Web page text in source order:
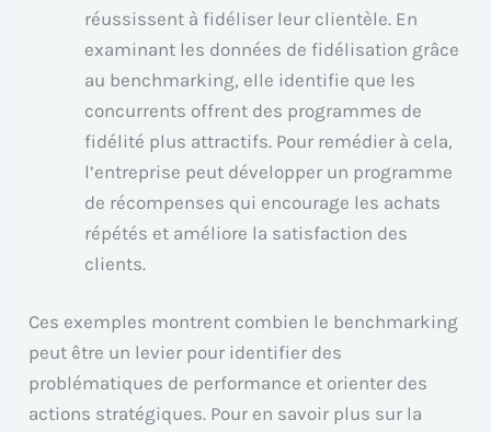
réussissent à fidéliser leur clientèle. En
examinant les données de fidélisation grâce
au benchmarking, elle identifie que les
concurrents offrent des programmes de
fidélité plus attractifs. Pour remédier à cela,
l’entreprise peut développer un programme
de récompenses qui encourage les achats
répétés et améliore la satisfaction des
clients.
Ces exemples montrent combien le benchmarking
peut être un levier pour identifier des
problématiques de performance et orienter des
actions stratégiques. Pour en savoir plus sur la